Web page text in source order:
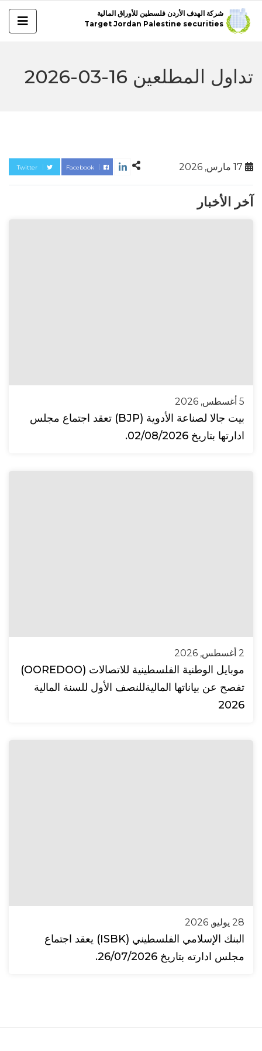
شركة الهدف الأردن فلسطين للأوراق المالية
Target Jordan Palestine securities
تداول المطلعين 16-03-2026
Twitter Facebook
آخر الأخبار
5 أغسطس, 2026
بيت جالا لصناعة الأدوية (BJP) تعقد اجتماع مجلس
ادارتها بتاريخ 02/08/2026.
2 أغسطس, 2026
موبايل الوطنية الفلسطينية للاتصالات (OOREDOO)
تفصح عن بياناتها الماليةللنصف الأول للسنة المالية
2026
28 يوليو, 2026
البنك الإسلامي الفلسطيني (ISBK) يعقد اجتماع
مجلس ادارته بتاريخ 26/07/2026.